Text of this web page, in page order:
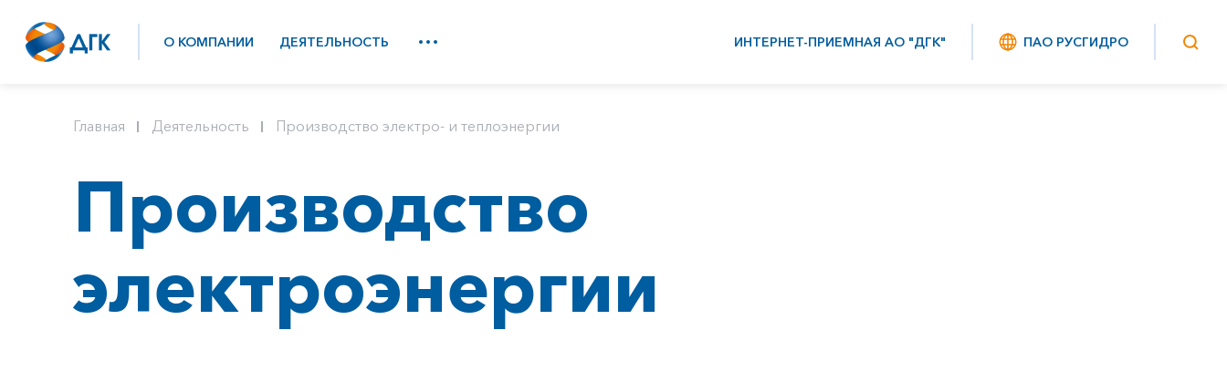
О КОМПАНИИ ДЕЯТЕЛЬНОСТЬ ИНТЕРНЕТ-ПРИЕМНАЯ АО "ДГК" ПАО РУСГИДРО
Главная Деятельность Производство электро- и теплоэнергии
Производство
электроэнергии